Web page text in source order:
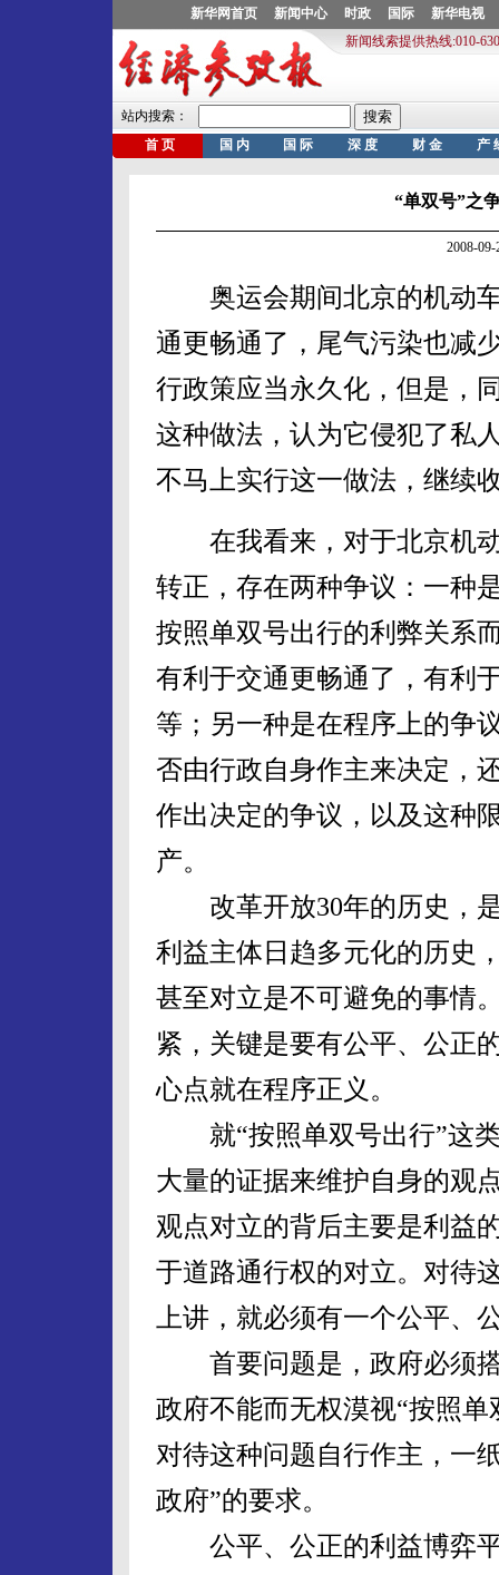
“单双号”之
2008-
奥运会期间北京的机动车
通更畅通了，尾气污染也减
行政策应当永久化，但是，
这种做法，认为它侵犯了私
不马上实行这一做法，继续
在我看来，对于北京机动
转正，存在两种争议：一种
按照单双号出行的利弊关系
有利于交通更畅通了，有利
等；另一种是在程序上的争
否由行政自身作主来决定，
作出决定的争议，以及这种
产。
改革开放30年的历史，是
利益主体日趋多元化的历史
甚至对立是不可避免的事情
紧，关键是要有公平、公正
心点就在程序正义。
就“按照单双号出行”这类
大量的证据来维护自身的观
观点对立的背后主要是利益
于道路通行权的对立。对待
上讲，就必须有一个公平、
首要问题是，政府必须搭
政府不能而无权漠视“按照
对待这种问题自行作主，一
政府”的要求。
公平、公正的利益博弈平